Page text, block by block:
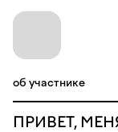
об участнике
ПРИВЕТ,